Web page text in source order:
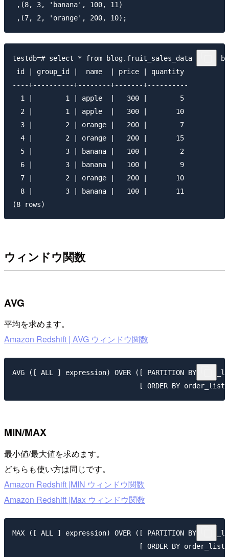
,(8, 3, 'banana', 100, 11)
testdb=# select * from blog.fruit_sales_data order
id | group_id |  name  | price | quantity
----+----------+--------+-------+----------
  1 |        1 | apple  |   300 |        5
  2 |        1 | apple  |   300 |       10
  3 |        2 | orange |   200 |        7
  4 |        2 | orange |   200 |       15
  5 |        3 | banana |   100 |        2
  6 |        3 | banana |   100 |        9
  7 |        2 | orange |   200 |       10
  8 |        3 | banana |   100 |       11
ウィンドウ関数
AVG
平均を求めます。
Amazon Redshift | AVG ウィンドウ関数
AVG ([ ALL ] expression) OVER ([ PARTITION BY
MIN/MAX
最小値/最大値を求めます。
どちらも使い方は同じです。
Amazon Redshift |MIN ウィンドウ関数
Amazon Redshift |Max ウィンドウ関数
MAX ([ ALL ] expression) OVER ([ PARTITION BY